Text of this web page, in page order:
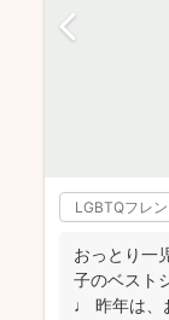
LGBTQフレ
おっとり一
子のベスト
♩ 昨年は、